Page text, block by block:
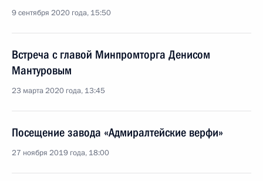
9 сентября 2020 года, 15:50
Встреча с главой Минпромторга Денисом
Мантуровым
23 марта 2020 года, 13:45
Посещение завода «Адмиралтейские верфи»
27 ноября 2019 года, 18:00